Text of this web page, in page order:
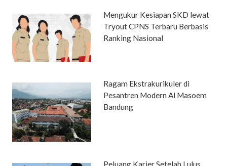
Mengukur Kesiapan SKD lewat
Tryout CPNS Terbaru Berbasis
Ranking Nasional
Ragam Ekstrakurikuler di
Pesantren Modern Al Masoem
Bandung
Peluang Karier Setelah Lulus